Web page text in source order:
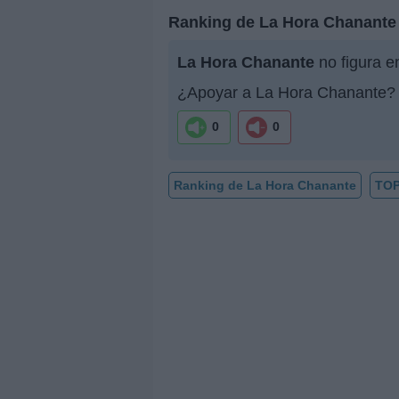
Ranking de La Hora Chanante
La Hora Chanante no figura
¿Apoyar a La Hora Chanante?
0 0
Ranking de La Hora Chanante